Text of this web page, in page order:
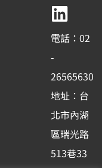
b
o
o
k
-
s
q
u
a
u
b
e
e
d
i
n
電話：02
-
26565630
地址：台
北市內湖
區瑞光路
513巷33